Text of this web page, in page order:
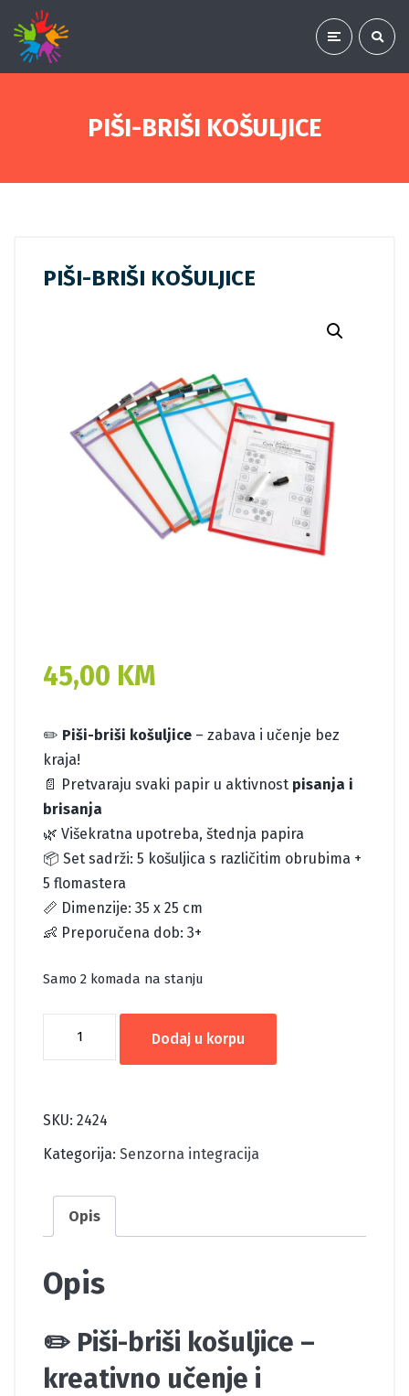
PIŠI-BRIŠI KOŠULJICE
PIŠI-BRIŠI KOŠULJICE
45,00 KM
✏️ Piši-briši košuljice – zabava i učenje bez
kraja!
📄 Pretvaraju svaki papir u aktivnost pisanja i
brisanja
🌿 Višekratna upotreba, štednja papira
📦 Set sadrži: 5 košuljica s različitim obrubima +
5 flomastera
📏 Dimenzije: 35 x 25 cm
👶 Preporučena dob: 3+
Samo 2 komada na stanju
Dodaj u korpu
SKU: 2424
Kategorija: Senzorna integracija
Opis
Opis
✏️ Piši-briši košuljice –
kreativno učenje i